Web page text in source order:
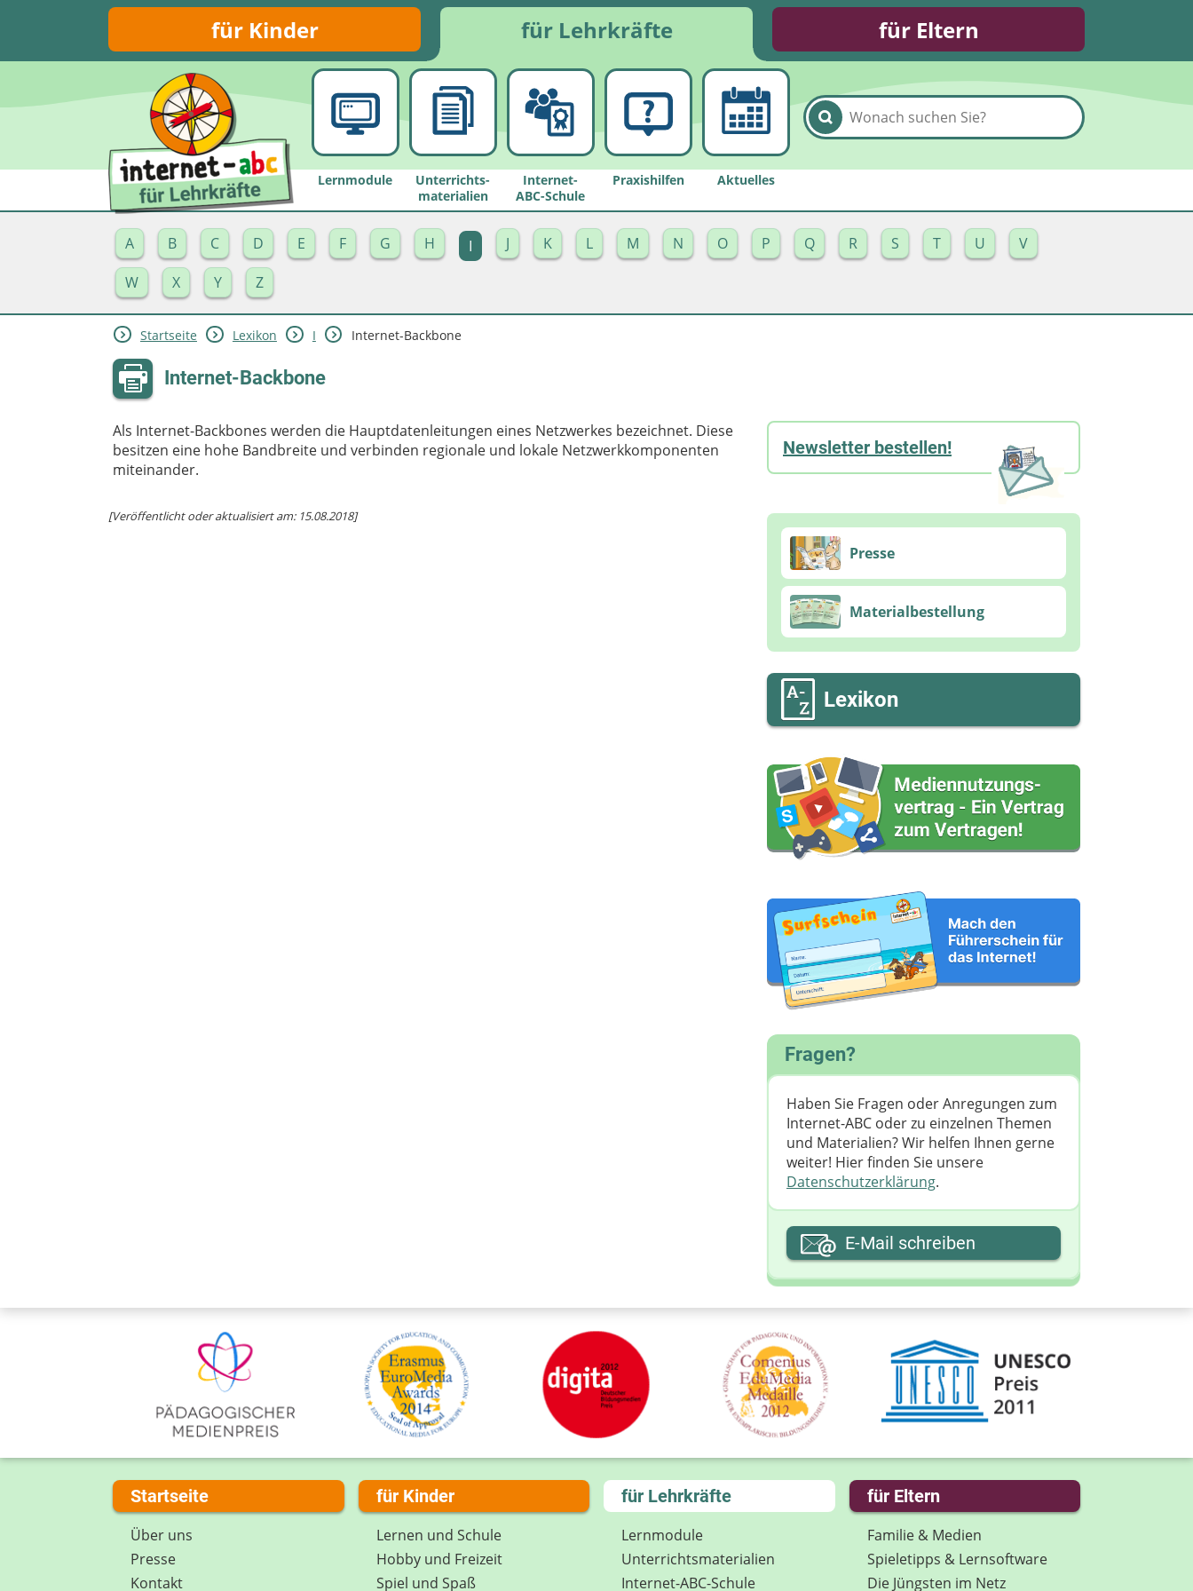
für Kinder für Lehrkräfte für Eltern
Lernmodule
Unterrichts­
materialien
Internet-
ABC-Schule
Praxishilfen Aktuelles
A B C D E F G H I J K L M N O P Q R S T U
V
W
X Y Z
Startseite Lexikon I Internet-Backbone
Internet-Backbone
Als Internet-Backbones werden die Hauptdatenleitungen eines Netzwerkes bezeichnet. Diese
besitzen eine hohe Bandbreite und verbinden regionale und lokale Netzwerkkomponenten
miteinander.
[Veröffentlicht oder aktualisiert am: 15.08.2018]
Newsletter bestellen!
Presse
Materialbestellung
Lexikon
Fragen?
Haben Sie Fragen oder Anregungen zum
Internet-ABC oder zu einzelnen Themen
und Materialien? Wir helfen Ihnen gerne
weiter! ​Hier finden Sie unsere
Datenschutzerklärung.
Ihre E-Mail-Adresse
Ihre Nachricht
E-Mail schreiben
Startseite
Über uns
Presse
Kontakt
für Kinder
Lernen und Schule
Hobby und Freizeit
Spiel und Spaß
für Lehrkräfte
Lernmodule
Unterrichts­materialien
Internet-ABC-Schule
für Eltern
Familie & Medien
Spieletipps & Lernsoftware
Die Jüngsten im Netz